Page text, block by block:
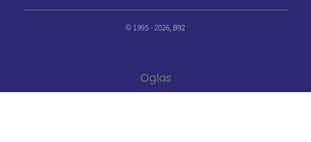
© 1995 - 2026, B92